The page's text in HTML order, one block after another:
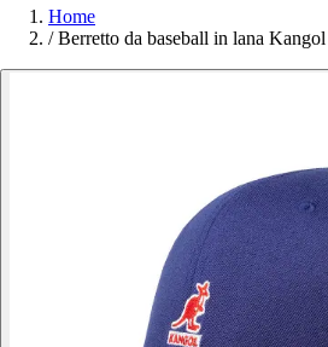
Home
/ Berretto da baseball in lana